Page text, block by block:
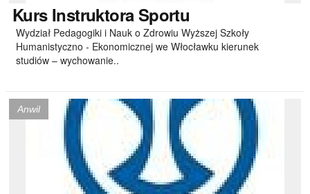
KursInstruktora Sportu
Wydział Pedagogiki i Nauk o Zdrowiu Wyższej Szkoły
Humanistyczno - Ekonomicznej we Włocławku kierunek
studiów – wychowanie..
Anwil